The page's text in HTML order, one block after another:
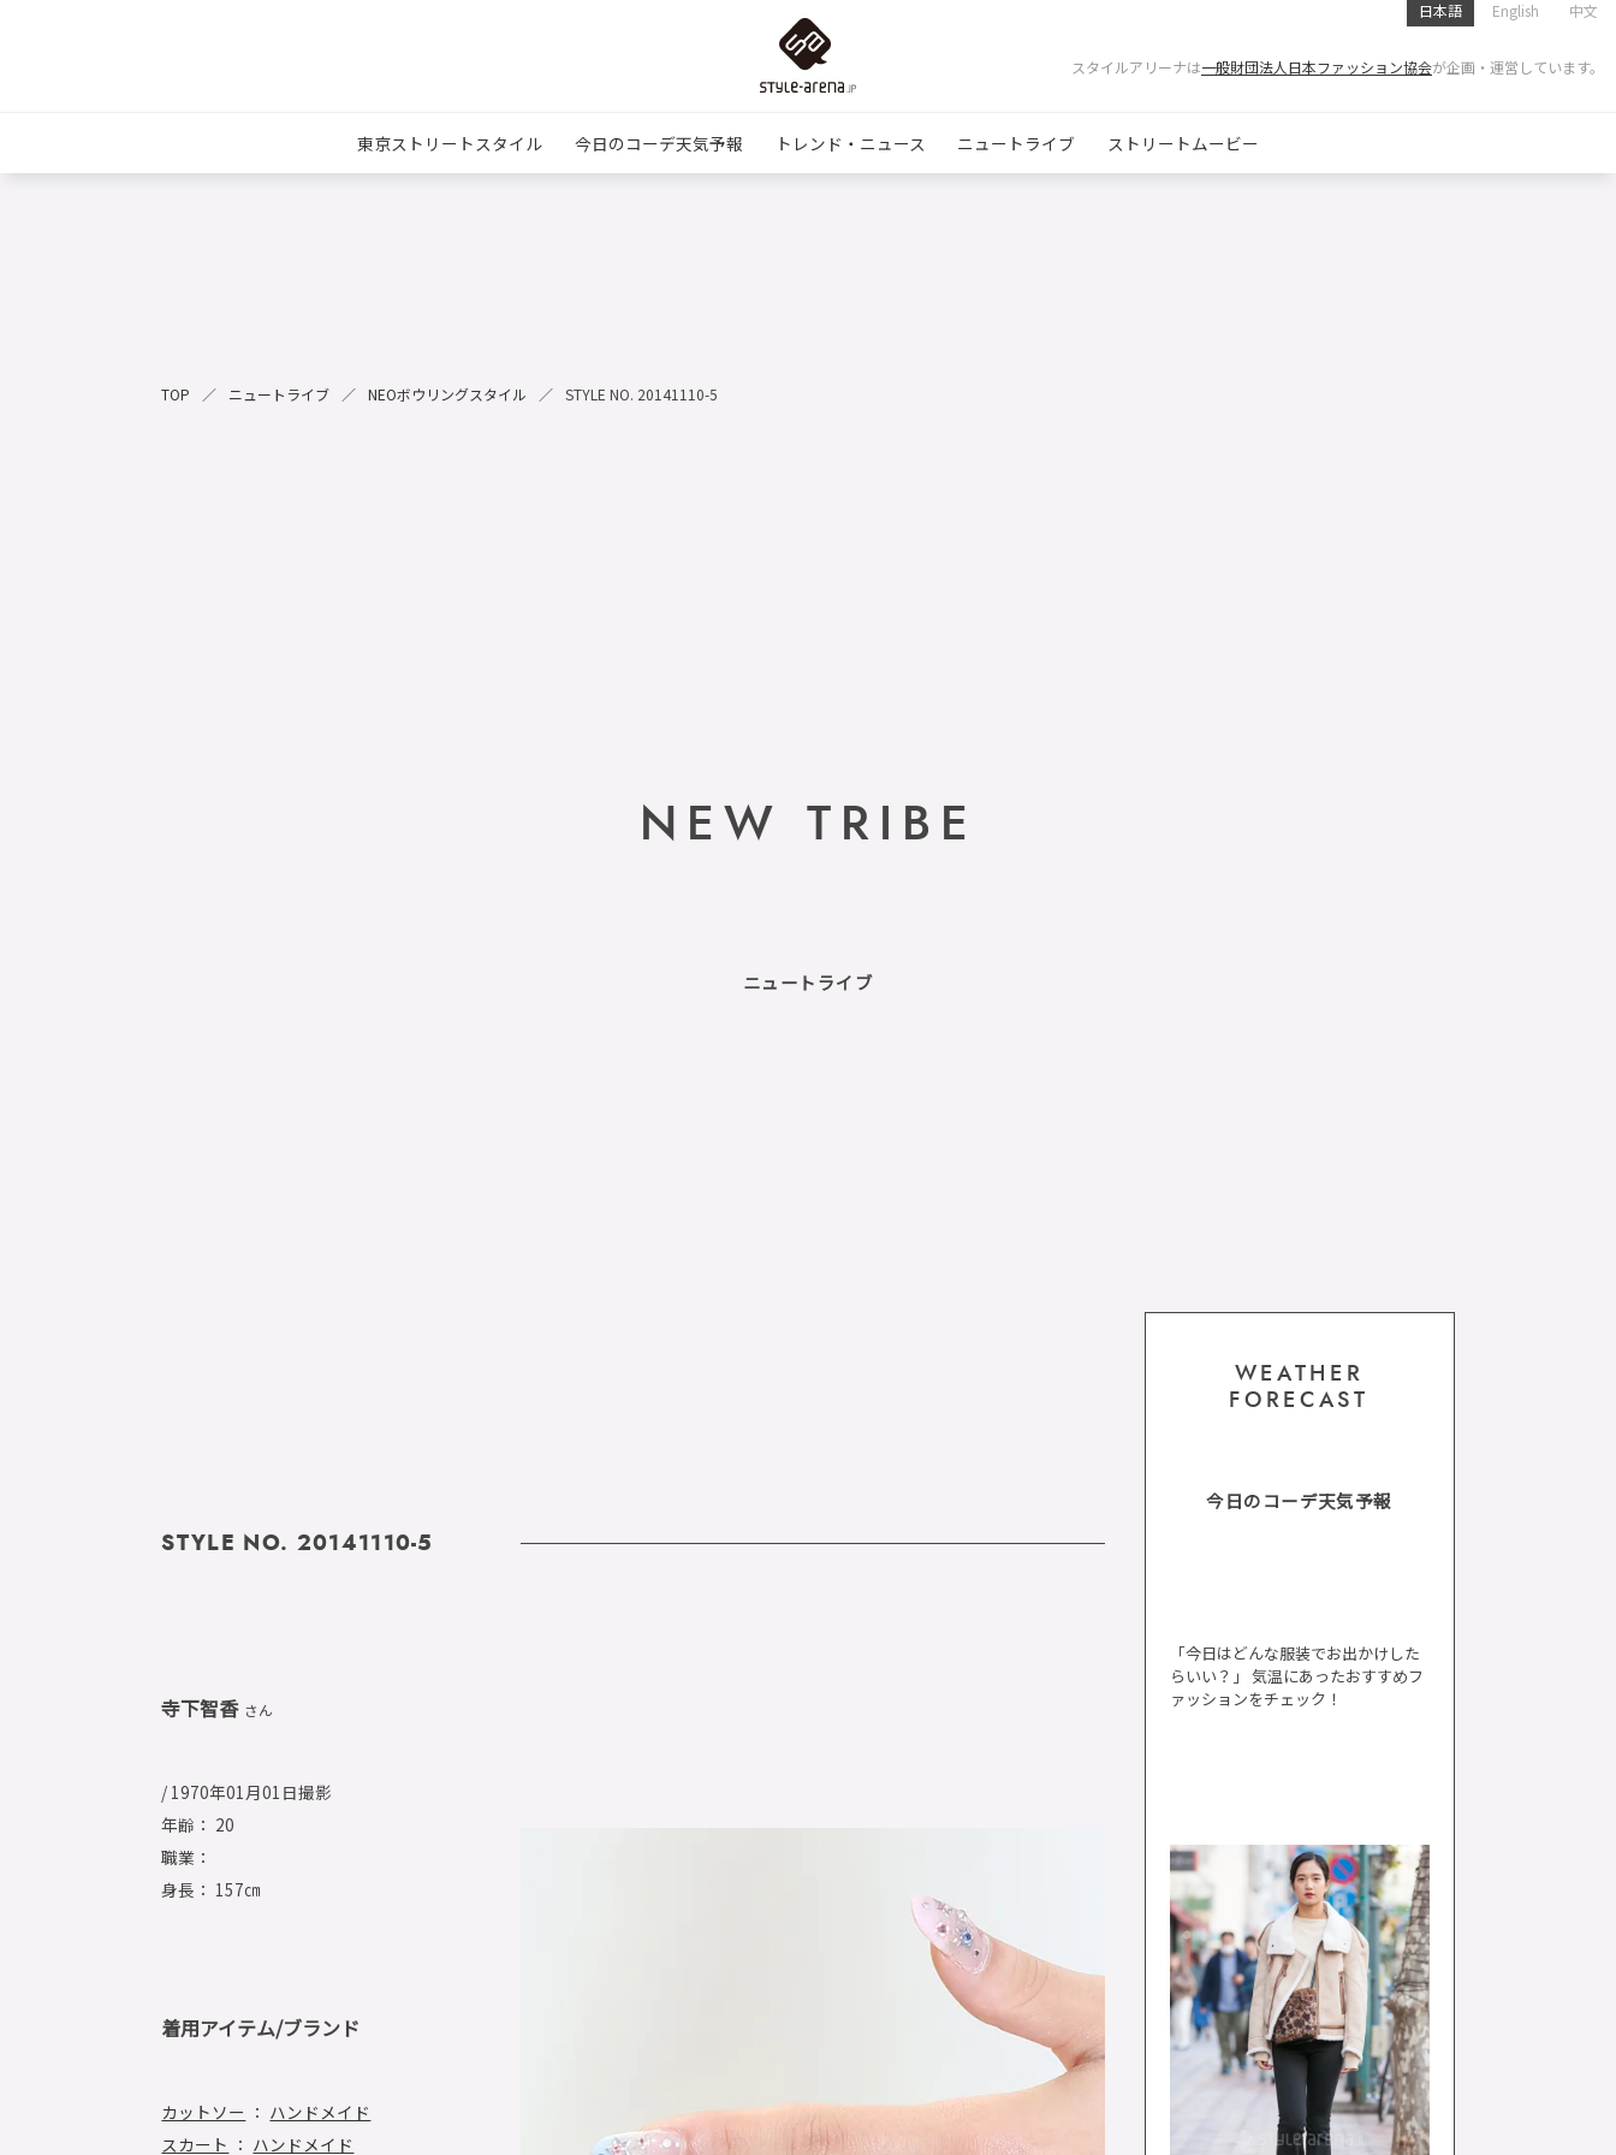
日本語 English 中文
スタイルアリーナは一般財団法人日本ファッション協会が企画・運営しています。
東京ストリートスタイル 今日のコーデ天気予報 トレンド・ニュース ニュートライブ ストリートムービー
TOP ニュートライブ NEOボウリングスタイル STYLE NO. 20141110-5
NEW TRIBE
ニュートライブ
STYLE NO. 20141110-5
寺下智香 さん
/ 1970年01月01日撮影
年齢： 20
職業：
身長： 157㎝
着用アイテム/ブランド
カットソー ： ハンドメイド
スカート ： ハンドメイド
WEATHER
FORECAST
今日のコーデ天気予報
「今日はどんな服装でお出かけした
らいい？」 気温にあったおすすめフ
ァッションをチェック！